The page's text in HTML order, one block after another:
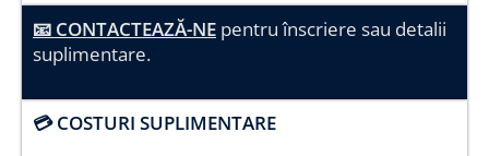
📧 CONTACTEAZĂ-NE pentru înscriere sau detalii
suplimentare.
💳 COSTURI SUPLIMENTARE